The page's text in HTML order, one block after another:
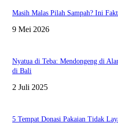
Masih Malas Pilah Sampah? Ini
9 Mei 2026
Nyatua di Teba: Mendongeng di
di Bali
2 Juli 2025
5 Tempat Donasi Pakaian Tidak